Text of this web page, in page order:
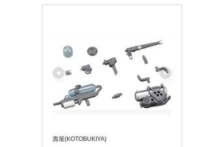
壽屋(KOTOBUKIYA)